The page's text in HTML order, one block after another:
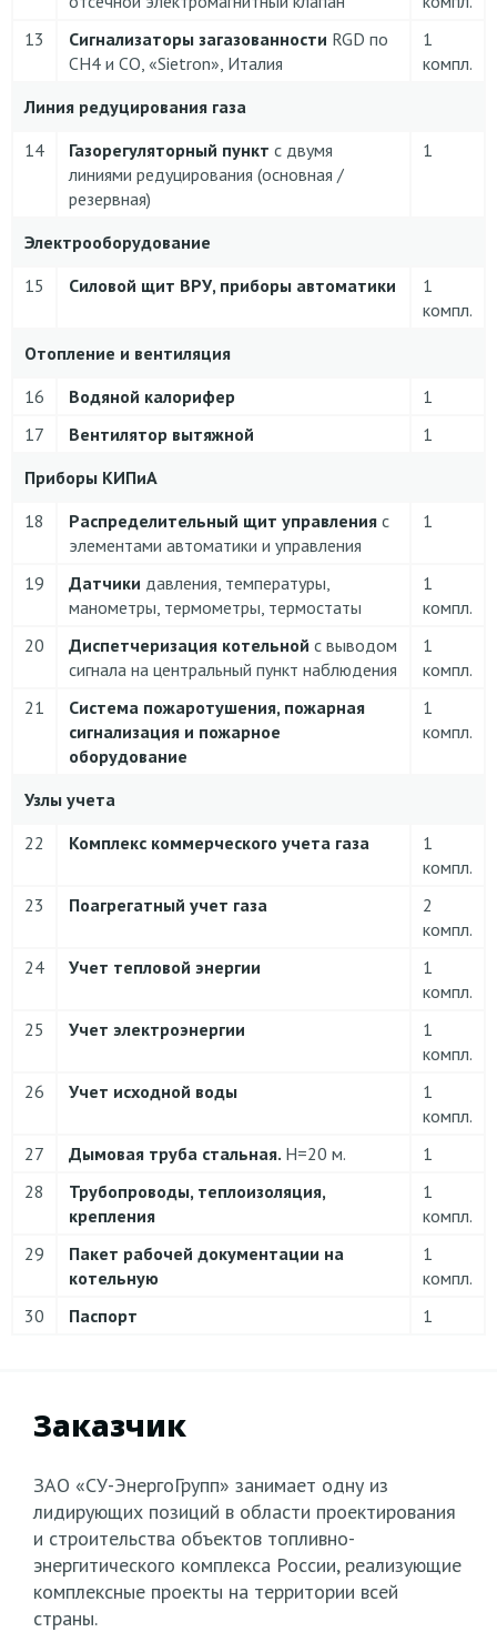
13
Сигнализаторы загазованности RGD по
CH4 и CO, «Sietron», Италия
1
компл.
Линия редуцирования газа
14
Газорегуляторный пункт с двумя
линиями редуцирования (основная /
резервная)
1
Электрооборудование
15
Силовой щит ВРУ, приборы автоматики
1
компл.
Отопление и вентиляция
16
Водяной калорифер
1
17
Вентилятор вытяжной
1
Приборы КИПиА
18
Распределительный щит управления с
элементами автоматики и управления
1
19 Датчики давления, температуры,
манометры, термометры, термостаты
1
компл.
20
Диспетчеризация котельной с выводом
сигнала на центральный пункт наблюдения
1
компл.
21
Система пожаротушения, пожарная
сигнализация и пожарное
оборудование
1
компл.
Узлы учета
22
Комплекс коммерческого учета газа
1
компл.
23
Поагрегатный учет газа
2
компл.
24
Учет тепловой энергии
1
компл.
25
Учет электроэнергии
1
компл.
26
Учет исходной воды
1
компл.
27
Дымовая труба стальная. Н=20 м.
1
28
Трубопроводы, теплоизоляция,
крепления
1
компл.
29
Пакет рабочей документации на
котельную
1
компл.
30
Паспорт 1
Заказчик
ЗАО «СУ-ЭнергоГрупп» занимает одну из
лидирующих позиций в области проектирования
и строительства объектов топливно-
энергитического комплекса России, реализующие
комплексные проекты на территории всей
страны.